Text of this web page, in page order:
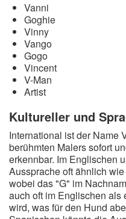
Vanni
Goghie
Vinny
Vango
Gogo
Vincent
V-Man
Artist
Kultureller und
International ist der Name
berühmten Malers sofort
erkennbar. Im Englischen
Aussprache oft ähnlich
wobei das "G" im
auch oft im Englischen als
wird, was für den Hund